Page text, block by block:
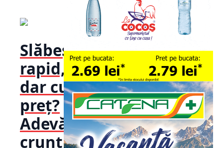
Slăbești
rapid,
dar cu ce
preț?
Adevărul
crunt